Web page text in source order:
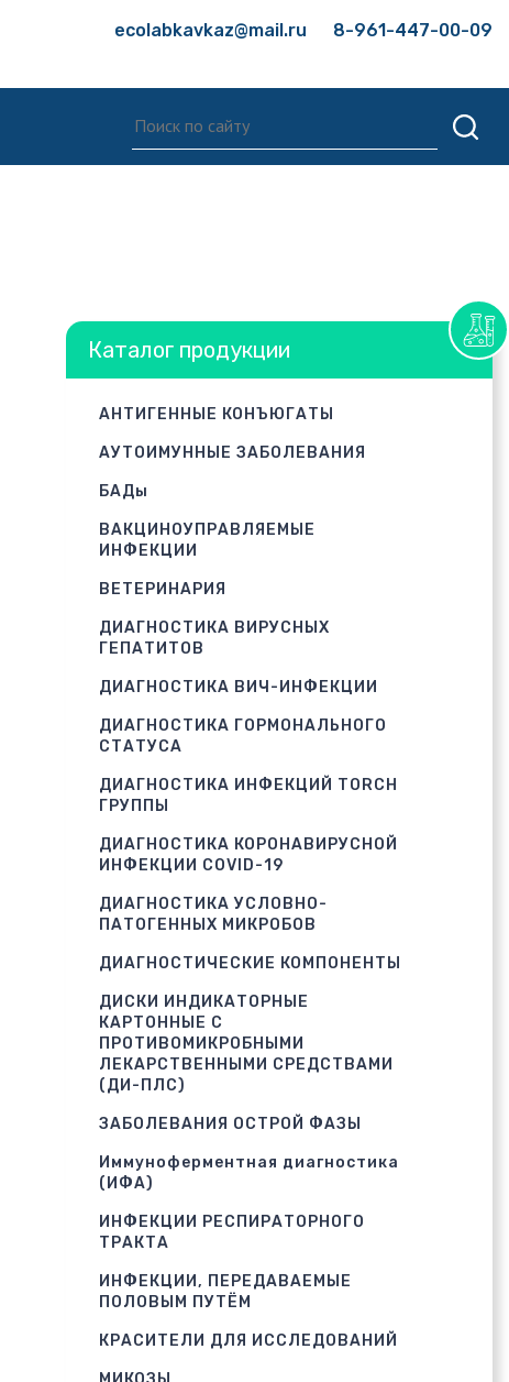
ecolabkavkaz@mail.ru 8-961-447-00-09
Каталог продукции
АНТИГЕННЫЕ КОНЪЮГАТЫ
АУТОИМУННЫЕ ЗАБОЛЕВАНИЯ
БАДы
ВАКЦИНОУПРАВЛЯЕМЫЕ
ИНФЕКЦИИ
ВЕТЕРИНАРИЯ
ДИАГНОСТИКА ВИРУСНЫХ
ГЕПАТИТОВ
ДИАГНОСТИКА ВИЧ-ИНФЕКЦИИ
ДИАГНОСТИКА ГОРМОНАЛЬНОГО
СТАТУСА
ДИАГНОСТИКА ИНФЕКЦИЙ TORCH
ГРУППЫ
ДИАГНОСТИКА КОРОНАВИРУСНОЙ
ИНФЕКЦИИ COVID-19
ДИАГНОСТИКА УСЛОВНО-
ПАТОГЕННЫХ МИКРОБОВ
ДИАГНОСТИЧЕСКИЕ КОМПОНЕНТЫ
ДИСКИ ИНДИКАТОРНЫЕ
КАРТОННЫЕ С
ПРОТИВОМИКРОБНЫМИ
ЛЕКАРСТВЕННЫМИ СРЕДСТВАМИ
(ДИ-ПЛС)
ЗАБОЛЕВАНИЯ ОСТРОЙ ФАЗЫ
Иммуноферментная диагностика
(ИФА)
ИНФЕКЦИИ РЕСПИРАТОРНОГО
ТРАКТА
ИНФЕКЦИИ, ПЕРЕДАВАЕМЫЕ
ПОЛОВЫМ ПУТЁМ
КРАСИТЕЛИ ДЛЯ ИССЛЕДОВАНИЙ